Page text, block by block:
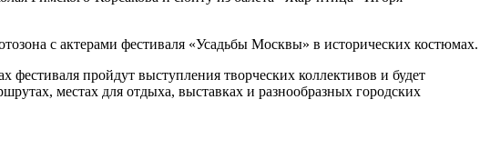
с актерами фестиваля «Усадьбы Москвы» в исторических костюмах.
пройдут выступления творческих коллективов и будет
местах для отдыха, выставках и разнообразных городских